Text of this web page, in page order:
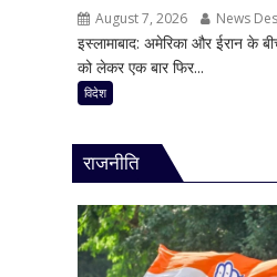
August 7, 2026 News
इस्लामाबाद: अमेरिका और ईरान के
को लेकर एक बार फिर...
विदेश
राजनीति